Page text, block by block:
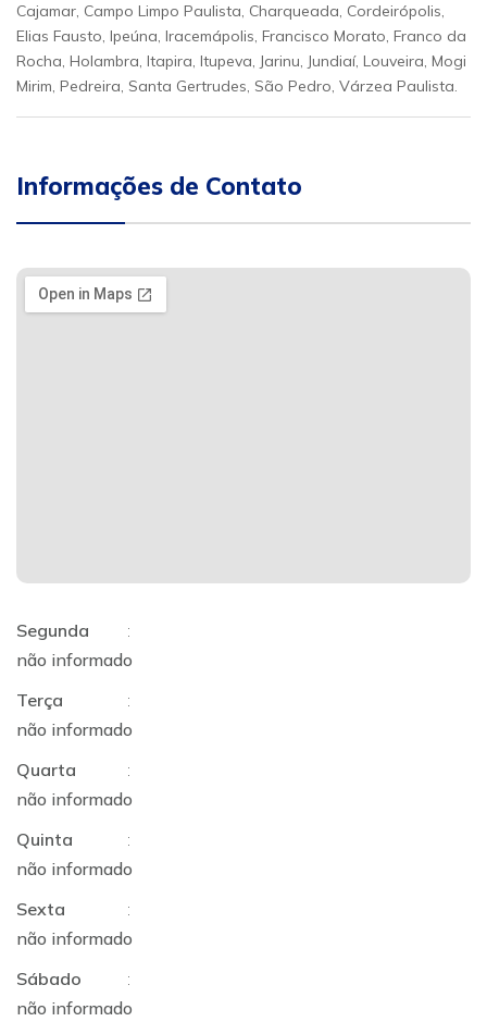
Cajamar, Campo Limpo Paulista, Charqueada, Cordeirópolis,
Elias Fausto, Ipeúna, Iracemápolis, Francisco Morato, Franco da
Rocha, Holambra, Itapira, Itupeva, Jarinu, Jundiaí, Louveira, Mogi
Mirim, Pedreira, Santa Gertrudes, São Pedro, Várzea Paulista.
Informações de Contato
Segunda
:
não informado
Terça
:
não informado
Quarta
:
não informado
Quinta
:
não informado
Sexta
:
não informado
Sábado
:
não informado